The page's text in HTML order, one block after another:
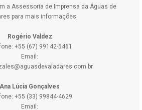
a Assessoria de Imprensa da Águas de
para mais informações.
Rogério Valdez
+55 (67) 99142-5461
Email:
Ana Lúcia Gonçalves
+55 (33) 99844-4629
Email: